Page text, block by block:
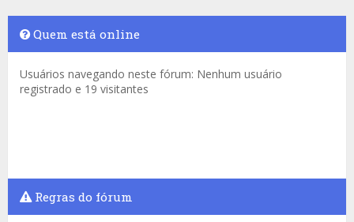
Quem está online
Usuários navegando neste fórum: Nenhum usuário
registrado e 19 visitantes
Regras do fórum